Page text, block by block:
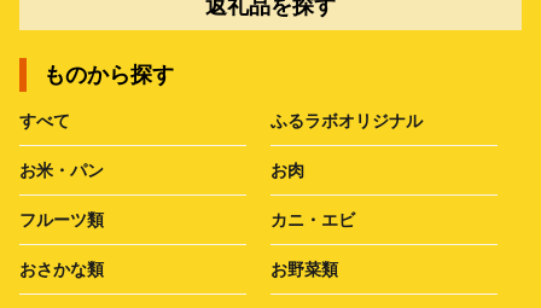
返礼品を探す
ものから探す
すべて ふるラボオリジナル
お米・パン お肉
フルーツ類 カニ・エビ
おさかな類 お野菜類